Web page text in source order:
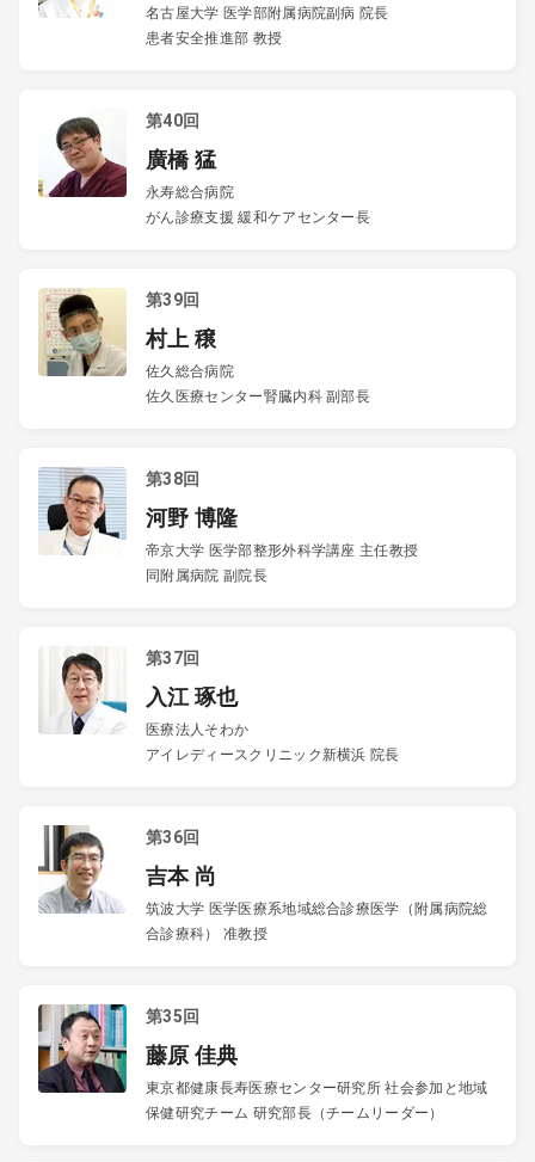
名古屋大学 医学部附属病院副病 院長
患者安全推進部 教授
第40回
廣橋 猛
永寿総合病院
がん診療支援 緩和ケアセンター長
第39回
村上 穣
佐久総合病院
佐久医療センター腎臓内科 副部長
第38回
河野 博隆
帝京大学 医学部整形外科学講座 主任教授
同附属病院 副院長
第37回
入江 琢也
医療法人そわか
アイレディースクリニック新横浜 院長
第36回
吉本 尚
筑波大学 医学医療系地域総合診療医学（附属病院総
合診療科） 准教授
第35回
藤原 佳典
東京都健康長寿医療センター研究所 社会参加と地域
保健研究チーム 研究部長（チームリーダー）